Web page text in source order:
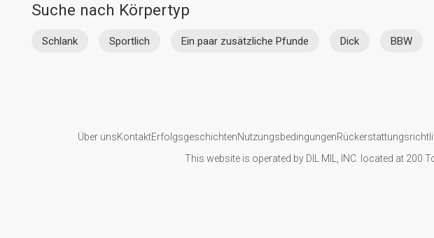
Suche nach Körpertyp
Schlank Sportlich Ein paar zusätzliche Pfunde Dick BBW
Über unsKontaktErfolgsgeschichtenNutzungsbedingungen
This website is operated by DIL MIL, INC. located at 200